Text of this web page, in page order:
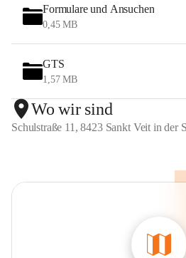
Formulare und Ansuchen
0,45 MB
GTS
1,57 MB
Wo wir sind
Schulstraße 11, 8423 Sankt Veit in der